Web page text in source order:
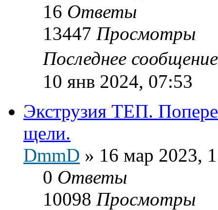
16 Ответы
13447 Просмотры
Последнее
10 янв 2024, 07:53
Экструзия ТЕП.
щели.
DmmD » 16 мар 2023,
0 Ответы
10098 Просмотры